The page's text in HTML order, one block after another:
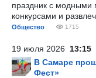
праздник с модными
конкурсами и
Общество 1715
19 июля 2026 13:15
В Самаре
Фест»